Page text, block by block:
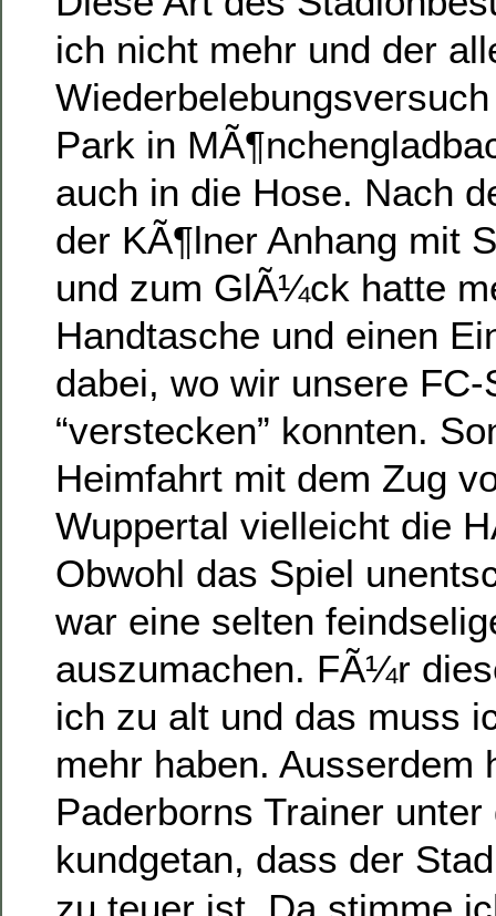
ich nicht mehr und der
Park in
auch in die Hose. Nach
der KÃ¶lner Anhang mit
und zum GlÃ¼ck hatte
Handtasche und einen
dabei, wo wir unsere FC-
“verstecken” konnten.
Heimfahrt mit dem Zug
Wuppertal vielleicht die
Obwohl das Spiel
war eine selten
auszumachen. FÃ¼r
ich zu alt und das muss
mehr haben. Ausserdem
Paderborns Trainer
kundgetan, dass der
zu teuer ist. Da stimme